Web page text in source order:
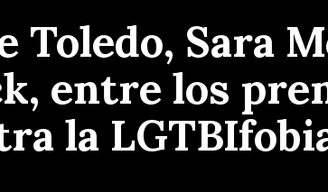
Toledo, Sara
entre los
la